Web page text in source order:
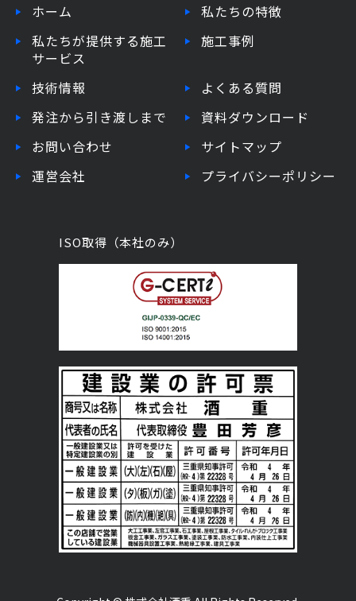
ホーム
私たちの特徴
私たちが提供する施工
サービス
施工事例
技術情報
よくある質問
発注から引き渡しまで
資料ダウンロード
お問い合わせ
サイトマップ
運営会社
プライバシーポリシー
ISO取得（本社のみ）